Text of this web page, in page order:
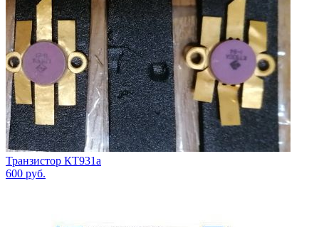
Транзистор КТ931а
600 руб.